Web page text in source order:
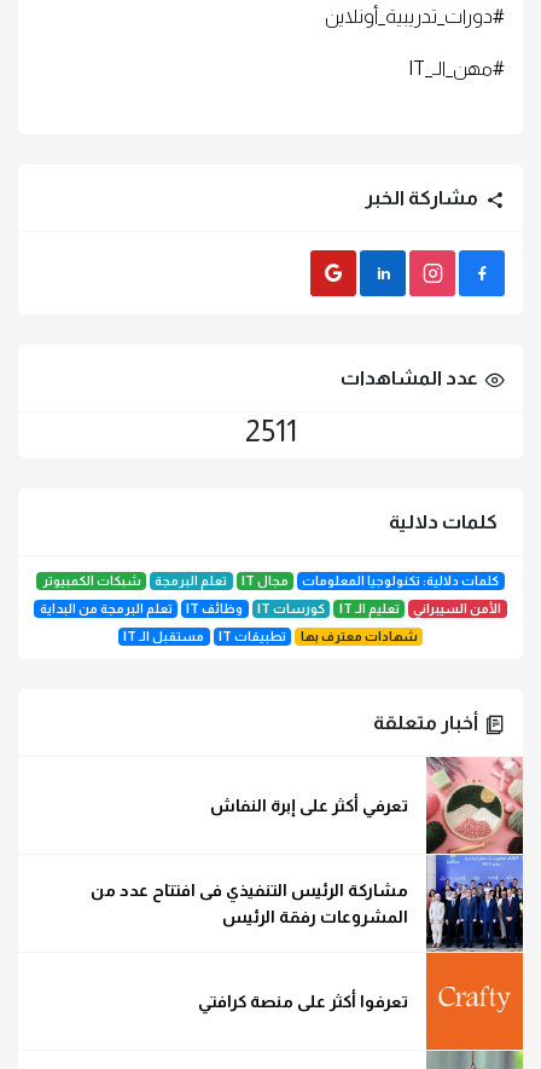
#دورات_تدريبية_أونلاين
#مهن_الـ_IT
مشاركة الخبر
عدد المشاهدات
2511
كلمات دلالية
كلمات دلالية: تكنولوجيا المعلومات مجال IT تعلم البرمجة
شبكات الكمبيوتر
الأمن السيبراني
تعليم الـ IT كورسات IT وظائف IT
تعلم البرمجة من البداية
شهادات معترف بها
تطبيقات IT مستقبل الـ IT
أخبار متعلقة
تعرفي أكثر على إبرة النفاش
مشاركة الرئيس التنفيذي فى افتتاح عدد من
المشروعات رفقة الرئيس
تعرفوا أكثر على منصة كرافتي